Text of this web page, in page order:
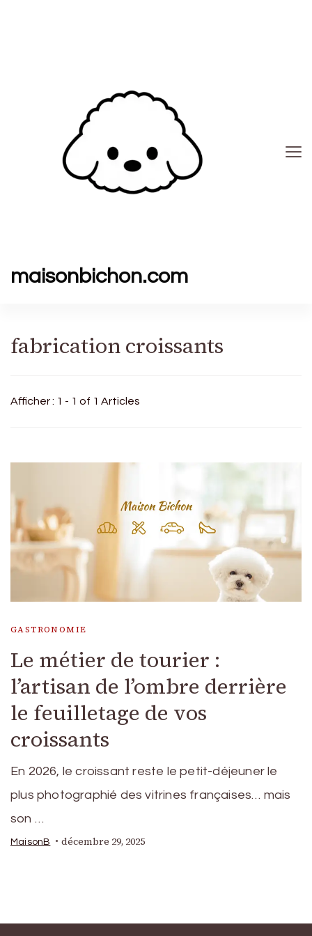
maisonbichon.com
fabrication croissants
Afficher : 1 - 1 of 1 Articles
GASTRONOMIE
Le métier de tourier :
l’artisan de l’ombre derrière
le feuilletage de vos
croissants
En 2026, le croissant reste le petit-déjeuner le
plus photographié des vitrines françaises… mais
son …
MaisonB décembre 29, 2025